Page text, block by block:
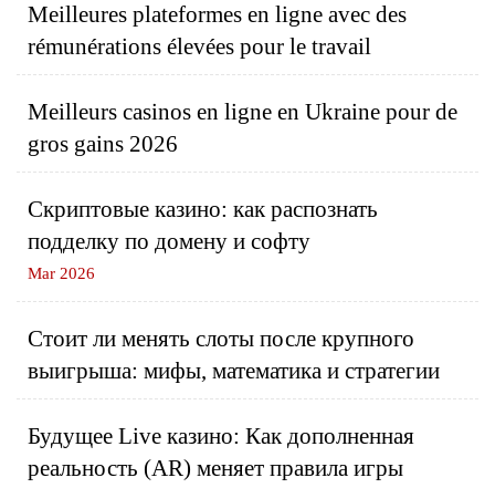
Meilleures plateformes en ligne avec des
rémunérations élevées pour le travail
Meilleurs casinos en ligne en Ukraine pour de
gros gains 2026
Скриптовые казино: как распознать
подделку по домену и софту
Mar 2026
Стоит ли менять слоты после крупного
выигрыша: мифы, математика и стратегии
Будущее Live казино: Как дополненная
реальность (AR) меняет правила игры